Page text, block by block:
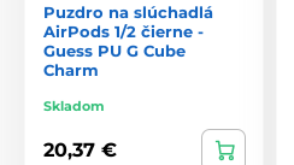
Puzdro na slúchadlá
AirPods 1/2 čierne -
Guess PU G Cube
Charm
Skladom
20,37 €